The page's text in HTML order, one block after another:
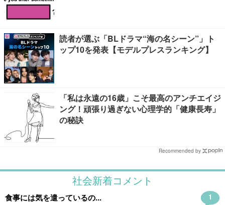
読者が選ぶ「BLドラマ“海の名シーン”」ト
ップ10を発表【モデルプレスランキング】
「私は永遠の16歳」こそ最高のアンチエイジ
ング！頑張り過ぎない心理学的「健康長寿」
の秘訣
Recommended by